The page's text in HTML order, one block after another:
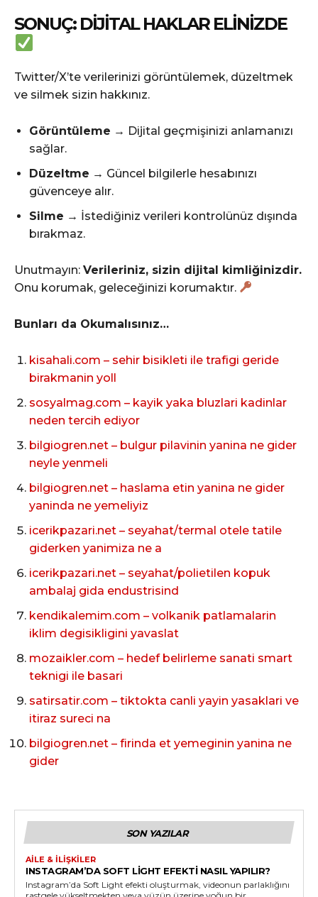
SONUÇ: DIJITAL HAKLAR ELINIZDE
Twitter/X’te verilerinizi görüntülemek, düzeltmek
ve silmek sizin hakkınız.
Görüntüleme → Dijital geçmişinizi anlamanızı
sağlar.
Düzeltme → Güncel bilgilerle hesabınızı
güvenceye alır.
Silme → İstediğiniz verileri kontrolünüz dışında
bırakmaz.
Unutmayın: Verileriniz, sizin dijital kimliğinizdir.
Onu korumak, geleceğinizi korumaktır.
Bunları da Okumalısınız…
kisahali.com – sehir bisikleti ile trafigi geride
birakmanin yoll
sosyalmag.com – kayik yaka bluzlari kadinlar
neden tercih ediyor
bilgiogren.net – bulgur pilavinin yanina ne gider
neyle yenmeli
bilgiogren.net – haslama etin yanina ne gider
yaninda ne yemeliyiz
icerikpazari.net – seyahat/termal otele tatile
giderken yanimiza ne a
icerikpazari.net – seyahat/polietilen kopuk
ambalaj gida endustrisind
kendikalemim.com – volkanik patlamalarin
iklim degisikligini yavaslat
mozaikler.com – hedef belirleme sanati smart
teknigi ile basari
satirsatir.com – tiktokta canli yayin yasaklari ve
itiraz sureci na
bilgiogren.net – firinda et yemeginin yanina ne
gider
SON YAZILAR
AILE & İLIŞKILER
INSTAGRAM’DA SOFT LIGHT EFEKTI NASIL YAPILIR?
Instagram’da Soft Light efekti oluşturmak, videonun parlaklığını